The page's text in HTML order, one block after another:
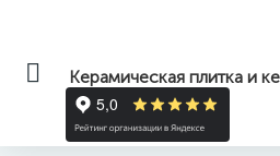
Керамическая плитка и